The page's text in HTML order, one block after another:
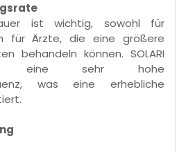
ist wichtig, sowohl für
für Ärzte, die eine größere
behandeln können. SOLARI
eine sehr hohe
was eine erhebliche